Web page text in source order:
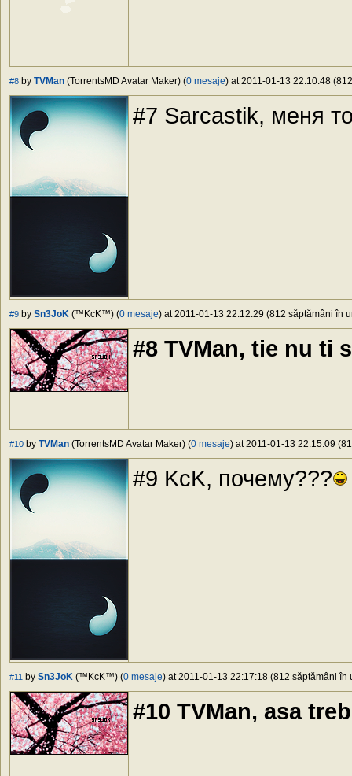
#8 by TVMan (TorrentsMD Avatar Maker) (0 mesaje) at 2011-01-13 22:10:48
#7 Sarcastik, меня
#9 by Sn3JoK (™KcK™) (0 mesaje) at 2011-01-13 22:12:29 (812 săptămâni în
#8 TVMan, tie nu ti
#10 by TVMan (TorrentsMD Avatar Maker) (0 mesaje) at 2011-01-13 22:15:09
#9 KcK, почему???
#11 by Sn3JoK (™KcK™) (0 mesaje) at 2011-01-13 22:17:18 (812 săptămâni în
#10 TVMan, asa